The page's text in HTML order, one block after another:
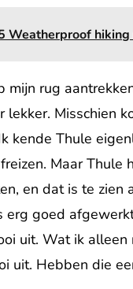
Weatherproof
mijn rug
Misschien
kende Thule
Maar
en dat is te zien
erg goed
uit. Wat ik
uit. Hebben die